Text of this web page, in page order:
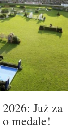
Już za
medale!